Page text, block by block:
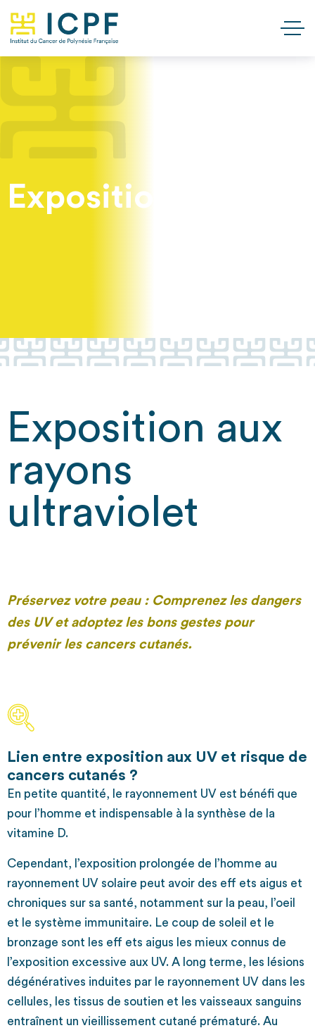
Exposition aux UV
Exposition aux
rayons
ultraviolet
Préservez votre peau : Comprenez les dangers
des UV et adoptez les bons gestes pour
prévenir les cancers cutanés.
Lien entre exposition aux UV et risque de
cancers cutanés ?
En petite quantité, le rayonnement UV est bénéfi que
pour l’homme et indispensable à la synthèse de la
vitamine D.
Cependant, l’exposition prolongée de l’homme au
rayonnement UV solaire peut avoir des eff ets aigus et
chroniques sur sa santé, notamment sur la peau, l’oeil
et le système immunitaire. Le coup de soleil et le
bronzage sont les eff ets aigus les mieux connus de
l’exposition excessive aux UV. A long terme, les lésions
dégénératives induites par le rayonnement UV dans les
cellules, les tissus de soutien et les vaisseaux sanguins
entraînent un vieillissement cutané prématuré. Au